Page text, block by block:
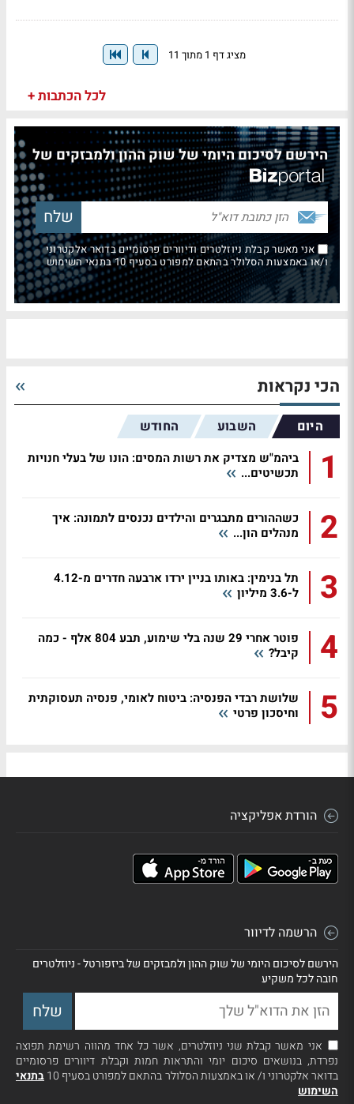
מציג דף 1 מתוך 11
לכל הכתבות +
הירשם לסיכום היומי של שוק ההון ולמבזקים של
אני מאשר קבלת ניוזלטרים ודיוורים פרסומיים בדואר אלקטרוני
ו/או באמצעות הסלולר בהתאם למפורט בסעיף 10 בתנאי השימוש
הכי נקראות
היום השבוע החודש
1
ביהמ"ש מצדיק את רשות המסים: הונו של בעלי חנויות
תכשיטים...
2
כשההורים מתבגרים והילדים נכנסים לתמונה: איך
מנהלים הון...
3
תל בנימין: באותו בניין ירדו ארבעה חדרים מ-4.12
ל-3.6 מיליון
4
פוטר אחרי 29 שנה בלי שימוע, תבע 804 אלף - כמה
קיבל?
5
שלושת רבדי הפנסיה: ביטוח לאומי, פנסיה תעסוקתית
וחיסכון פרטי
הורדת אפליקציה
הרשמה לדיוור
הירשם לסיכום היומי של שוק ההון ולמבזקים של ביזפורטל - ניוזלטרים
חובה לכל משקיע
אני מאשר קבלת שני ניוזלטרים, אשר כל אחד מהווה רשימת תפוצה
נפרדת, בנושאים סיכום יומי והתראות חמות וקבלת דיוורים פרסומיים
בדואר אלקטרוני ו/ או באמצעות הסלולר בהתאם למפורט בסעיף 10
בתנאי
השימוש